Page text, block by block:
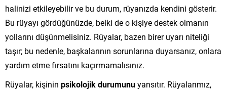
halinizi etkileyebilir ve bu durum, rüyanızda kendini gösterir.
Bu rüyayı gördüğünüzde, belki de o kişiye destek olmanın
yollarını düşünmelisiniz. Rüyalar, bazen birer uyarı niteliği
taşır; bu nedenle, başkalarının sorunlarına duyarsanız, onlara
yardım etme fırsatını kaçırmamalısınız.
Rüyalar, kişinin psikolojik durumunuyansıtır. Rüyalarımız,